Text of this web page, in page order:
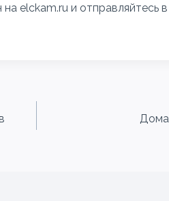
elckam.ru и отправляйтесь в
Дома